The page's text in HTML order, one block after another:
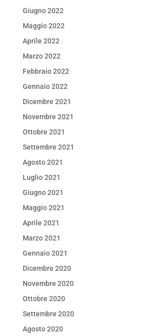
Giugno 2022
Maggio 2022
Aprile 2022
Marzo 2022
Febbraio 2022
Gennaio 2022
Dicembre 2021
Novembre 2021
Ottobre 2021
Settembre 2021
Agosto 2021
Luglio 2021
Giugno 2021
Maggio 2021
Aprile 2021
Marzo 2021
Gennaio 2021
Dicembre 2020
Novembre 2020
Ottobre 2020
Settembre 2020
Agosto 2020